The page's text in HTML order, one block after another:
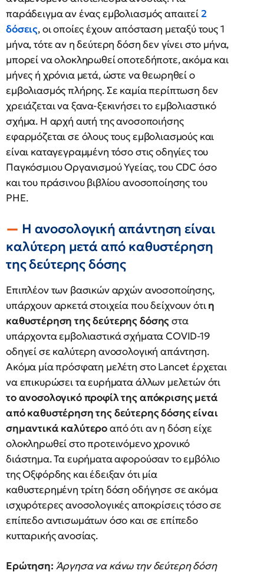
παράδειγμα αν ένας εμβολιασμός απαιτεί 2
δόσεις, οι οποίες έχουν απόσταση μεταξύ τους 1
μήνα, τότε αν η δεύτερη δόση δεν γίνει στο μήνα,
μπορεί να ολοκληρωθεί οποτεδήποτε, ακόμα και
μήνες ή χρόνια μετά, ώστε να θεωρηθεί ο
εμβολιασμός πλήρης. Σε καμία περίπτωση δεν
χρειάζεται να ξανα-ξεκινήσει το εμβολιαστικό
σχήμα. Η αρχή αυτή της ανοσοποιήσης
εφαρμόζεται σε όλους τους εμβολιασμούς και
είναι καταγεγραμμένη τόσο στις οδηγίες του
Παγκόσμιου Οργανισμού Υγείας, του CDC όσο
και του πράσινου βιβλίου ανοσοποίησης του
PHE.
Η ανοσολογική απάντηση είναι
καλύτερη μετά από καθυστέρηση
της δεύτερης δόσης
Επιπλέον των βασικών αρχών ανοσοποίησης,
υπάρχουν αρκετά στοιχεία που δείχνουν ότιη
καθυστέρηση της δεύτερης δόσηςστα
υπάρχοντα εμβολιαστικά σχήματα COVID-19
οδηγεί σε καλύτερη ανοσολογική απάντηση.
Ακόμα μία πρόσφατη μελέτη στο Lancet έρχεται
να επικυρώσει τα ευρήματα άλλων μελετών ότι
το ανοσολογικό προφίλ της απόκρισης μετά
από καθυστέρηση της δεύτερης δόσης είναι
σημαντικά καλύτεροαπό ότι αν η δόση είχε
ολοκληρωθεί στο προτεινόμενο χρονικό
διάστημα. Τα ευρήματα αφορούσαν το εμβόλιο
της Οξφόρδης και έδειξαν ότι μία
καθυστερημένη τρίτη δόση οδήγησε σε ακόμα
ισχυρότερες ανοσολογικές αποκρίσεις τόσο σε
επίπεδο αντισωμάτων όσο και σε επίπεδο
κυτταρικής ανοσίας.
Ερώτηση: Άργησα να κάνω την δεύτερη δόση